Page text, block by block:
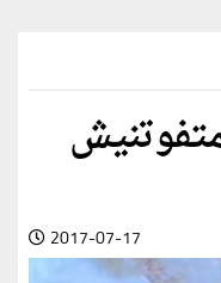
2017-07-17